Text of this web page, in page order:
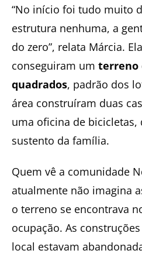
“No início foi tudo muito
estrutura nenhuma, a
do zero”, relata Márcia.
conseguiram um terreno
quadrados, padrão dos
área construíram duas
uma oficina de bicicletas,
sustento da família.
Quem vê a comunidade
atualmente não imagina
o terreno se encontrava
ocupação. As
local estavam